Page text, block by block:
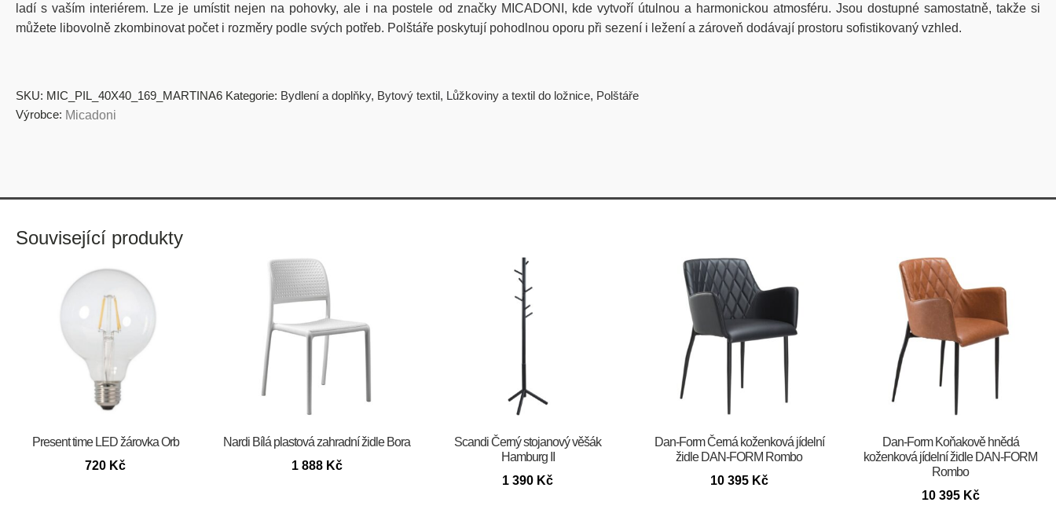
ladí s vaším interiérem. Lze je umístit nejen na pohovky, ale i na postele od značky MICADONI, kde vytvoří útulnou a harmonickou atmosféru. Jsou dostupné samostatně, takže si
můžete libovolně zkombinovat počet i rozměry podle svých potřeb. Polštáře poskytují pohodlnou oporu při sezení i ležení a zároveň dodávají prostoru sofistikovaný vzhled.
SKU: MIC_PIL_40X40_169_MARTINA6 Kategorie: Bydlení a doplňky, Bytový textil, Lůžkoviny a textil do ložnice, Polštáře
Výrobce: Micadoni
Související produkty
Present time LED žárovka Orb
720 Kč
Nardi Bílá plastová zahradní židle Bora
1 888 Kč
Scandi Černý stojanový věšák
Hamburg II
1 390 Kč
​​​​​Dan-Form Černá koženková jídelní
židle DAN-FORM Rombo
10 395 Kč
​​​​​Dan-Form Koňakově hnědá
koženková jídelní židle DAN-FORM
Rombo
10 395 Kč